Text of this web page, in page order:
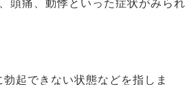
頭痛、動悸といった症状がみられ
起できない状態などを指しま